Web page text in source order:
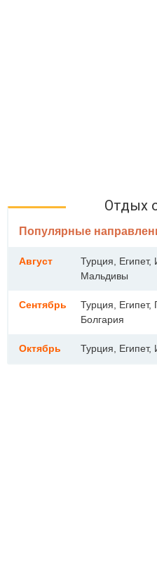
Отдых
Популярные
Август
Турция, Египет,
Мальдивы
Сентябрь
Турция, Египет,
Болгария
Октябрь Турция,